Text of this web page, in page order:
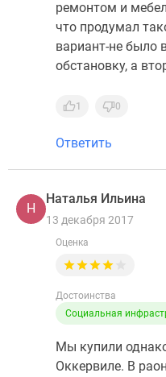
ремонтом и
что продумал
вариант-не было
обстановку, а
1 0
Ответить
Н
Наталья Ильина
13 декабря 2017
Оценка
Достоинства
Социальная
Мы купили
Оккервиле. В